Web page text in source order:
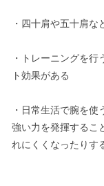
・四十肩や五十肩な
・トレーニングを
ト効果がある
・日常生活で腕を
強い力を発揮するこ
れにくくなったりす